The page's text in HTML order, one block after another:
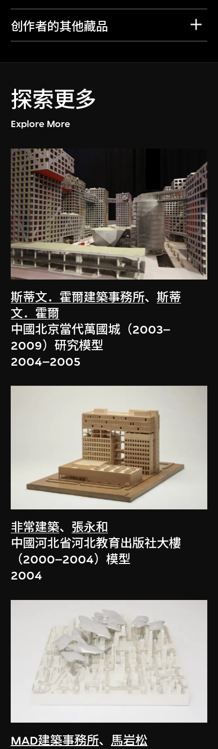
创作者的其他藏品
探索更多
Explore More
斯蒂文．霍爾建築事務所、斯蒂
文．霍爾
中國北京當代萬國城（2003–
2009）研究模型
2004–2005
非常建築、 張永和
中國河北省河北教育出版社大樓
（2000–2004）模型
2004
MAD建築事務所、 馬岩松